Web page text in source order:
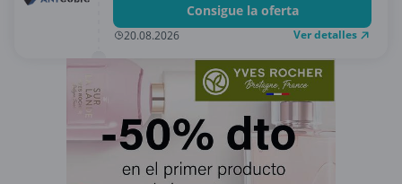
Consigue la oferta
20.08.2026 Ver detalles